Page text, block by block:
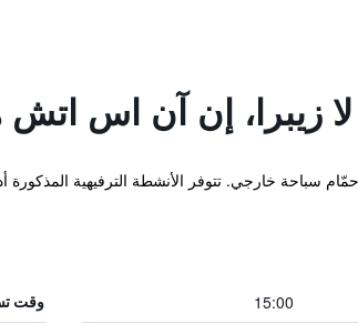
زيبرا، إن آن اس اتش
سباحة خارجي. تتوفر الأنشطة الترفيهية
15:00 وقت